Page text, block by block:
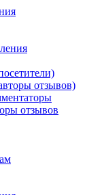
отзывов)
отзывов